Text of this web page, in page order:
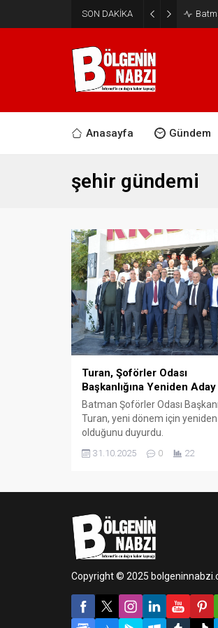
SON DAKİKA
Anasayfa Gündem
şehir gündemi
Turan, Şoförler Odası
Başkanlığına Yeniden Aday
Batman Şoförler Odası
Turan, yeni dönem için
olduğunu duyurdu.
31.10.2025 0 22
Copyright © 2025